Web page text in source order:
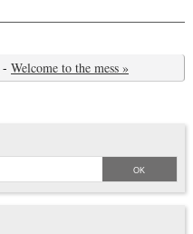
- Welcome to the mess »